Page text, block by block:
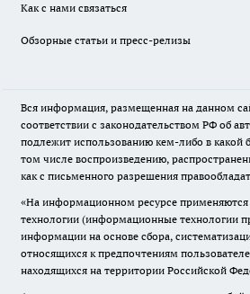
Как с нами связаться
Обзорные статьи и пресс-релизы
Вся информация, размещенная на данном
соответствии с законодательством РФ об
подлежит использованию кем-либо в
том числе воспроизведению,
как с письменного разрешения
«На информационном ресурсе
технологии (информационные технологии
информации на основе сбора,
относящихся к предпочтениям
находящихся на территории Российской